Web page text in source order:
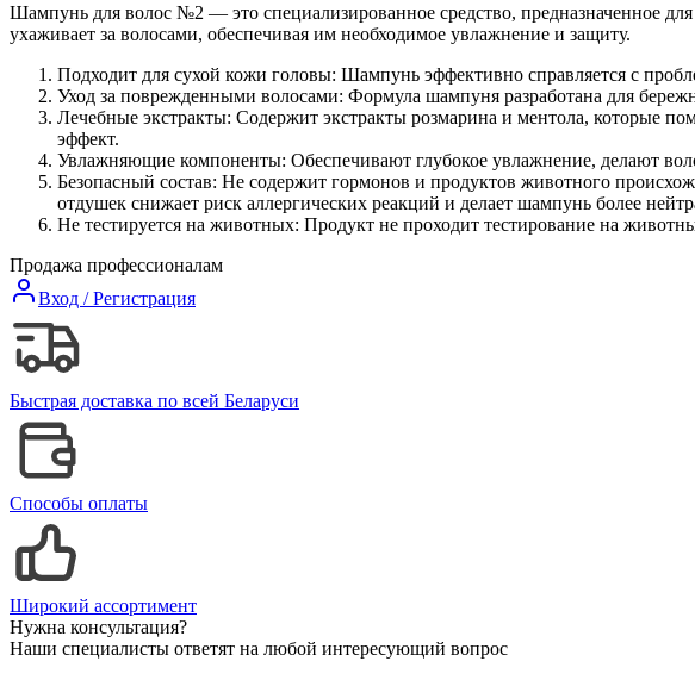
Шампунь для волос №2 — это специализированное средство, предназначенное
ухаживает за волосами, обеспечивая им необходимое увлажнение и защиту.
Подходит для сухой кожи головы: Шампунь эффективно справляется с
Уход за поврежденными волосами: Формула шампуня разработана для
Лечебные экстракты: Содержит экстракты розмарина и ментола, которые
эффект.
Увлажняющие компоненты: Обеспечивают глубокое увлажнение, делают
Безопасный состав: Не содержит гормонов и продуктов животного
отдушек снижает риск аллергических реакций и делает шампунь более
Не тестируется на животных: Продукт не проходит тестирование на
Продажа профессионалам
Вход / Регистрация
Быстрая доставка по всей Беларуси
Способы оплаты
Широкий ассортимент
Нужна консультация?
Наши специалисты ответят на любой интересующий вопрос